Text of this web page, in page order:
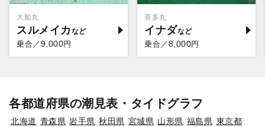
大船丸
スルメイカ
乗合／ 9,000円
喜多丸
イナダ
乗合／ 8,000円
各都道府県の潮見表・タイドグラフ
北海道 青森県 岩手県 秋田県 宮城県 山形県 福島県 東京都